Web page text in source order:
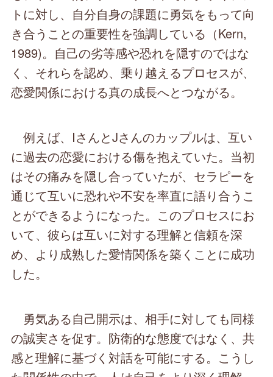
トに対し、自分自身の課題に勇気をもって向
き合うことの重要性を強調している（Kern,
1989)。自己の劣等感や恐れを隠すのではな
く、それらを認め、乗り越えるプロセスが、
恋愛関係における真の成長へとつながる。
例えば、IさんとJさんのカップルは、互い
に過去の恋愛における傷を抱えていた。当初
はその痛みを隠し合っていたが、セラピーを
通じて互いに恐れや不安を率直に語り合うこ
とができるようになった。このプロセスにお
いて、彼らは互いに対する理解と信頼を深
め、より成熟した愛情関係を築くことに成功
した。
勇気ある自己開示は、相手に対しても同様
の誠実さを促す。防衛的な態度ではなく、共
感と理解に基づく対話を可能にする。こうし